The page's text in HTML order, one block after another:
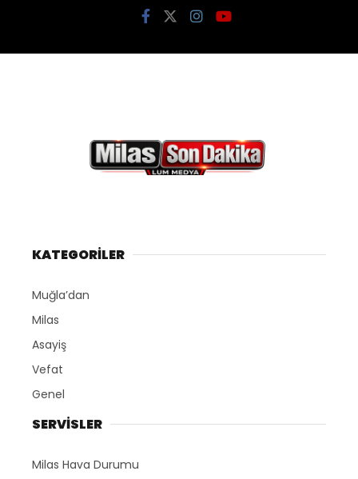
KATEGORİLER
Muğla’dan
Milas
Asayiş
Vefat
Genel
SERVİSLER
Milas Hava Durumu